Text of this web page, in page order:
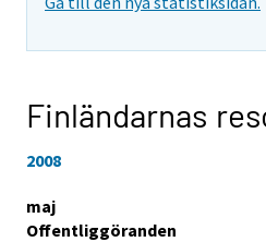
Finländarnas
2008
maj
Offentliggöranden